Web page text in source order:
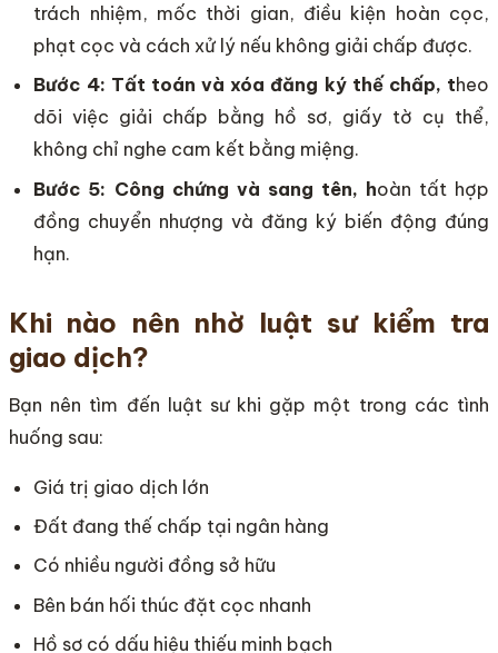
trách nhiệm, mốc thời gian, điều kiện hoàn cọc,
phạt cọc và cách xử lý nếu không giải chấp được.
Bước 4: Tất toán và xóa đăng ký thế chấp, theo
dõi việc giải chấp bằng hồ sơ, giấy tờ cụ thể,
không chỉ nghe cam kết bằng miệng.
Bước 5: Công chứng và sang tên, hoàn tất hợp
đồng chuyển nhượng và đăng ký biến động đúng
hạn.
Khi nào nên nhờ luật sư kiểm tra
giao dịch?
Bạn nên tìm đến luật sư khi gặp một trong các tình
huống sau:
Giá trị giao dịch lớn
Đất đang thế chấp tại ngân hàng
Có nhiều người đồng sở hữu
Bên bán hối thúc đặt cọc nhanh
Hồ sơ có dấu hiệu thiếu minh bạch